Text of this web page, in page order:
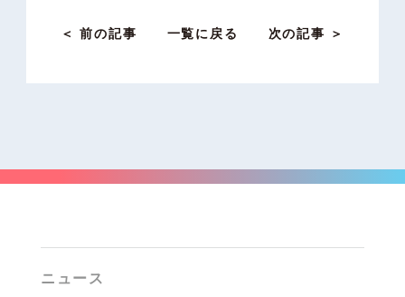
＜ 前の記事 一覧に戻る 次の記事 ＞
ニュース